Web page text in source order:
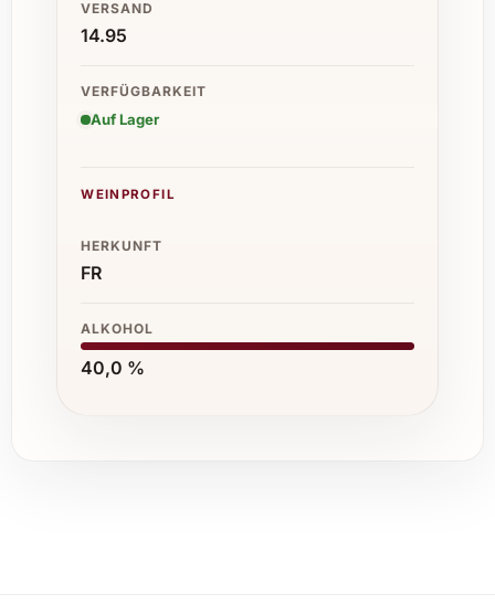
VERSAND
14.95
VERFÜGBARKEIT
Auf Lager
WEINPROFIL
HERKUNFT
FR
ALKOHOL
40,0 %